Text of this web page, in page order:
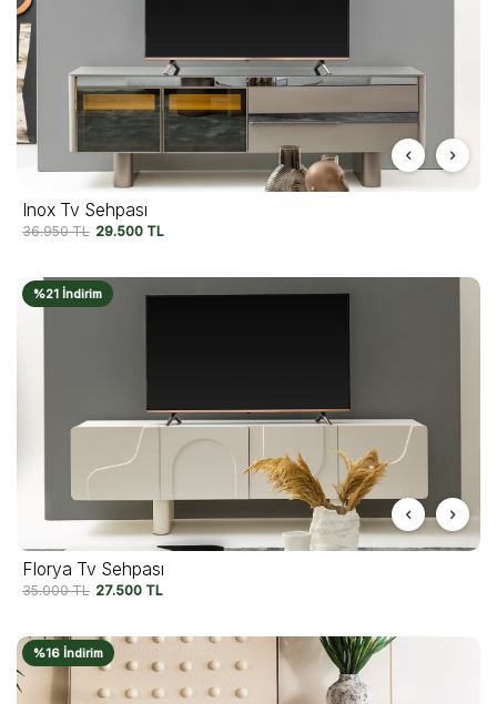
Inox Tv Sehpası
36.950TL 29.500 TL
%21 İndirim
Florya Tv Sehpası
35.000TL 27.500 TL
%16 İndirim